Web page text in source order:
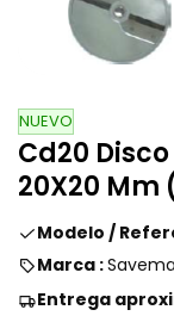
NUEVO
Cd20
20X20 Mm
Modelo /
Marca :
Entrega